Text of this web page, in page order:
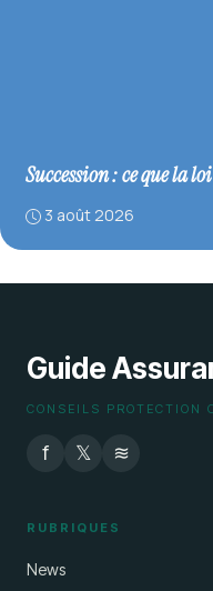
Succession : ce que la
3 août 2026
Guide
CONSEILS PROTECTION
f 𝕏 ≋
RUBRIQUES
News